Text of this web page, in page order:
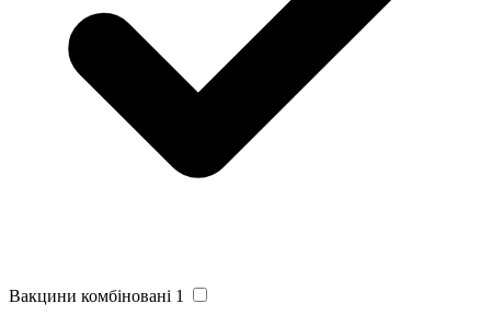
Вакцини комбіновані 1